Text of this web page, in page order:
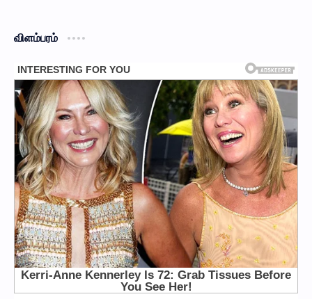
விளம்பரம்